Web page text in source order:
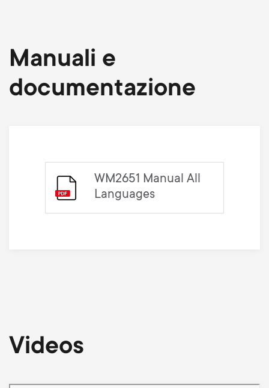
Manuali e
documentazione
WM2651 Manual All
Languages
Videos